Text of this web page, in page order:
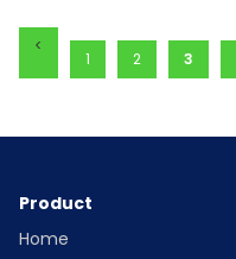
1 2 3
Product
Home